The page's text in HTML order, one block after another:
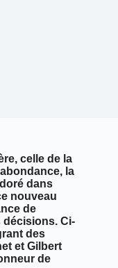
celle de la
la
dans
nouveau
de
décisions. Ci-
des
et Gilbert
de